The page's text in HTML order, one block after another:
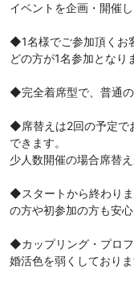
イベントを企画・開催し
◆1名様でご参加頂くお
どの方が1名参加となり
◆完全着席型で、普通の
◆席替えは2回の予定で
できます。
少人数開催の場合席替
◆スタートから終わり
の方や初参加の方も安心
◆カップリング・プロフ
婚活色を弱くしておりま